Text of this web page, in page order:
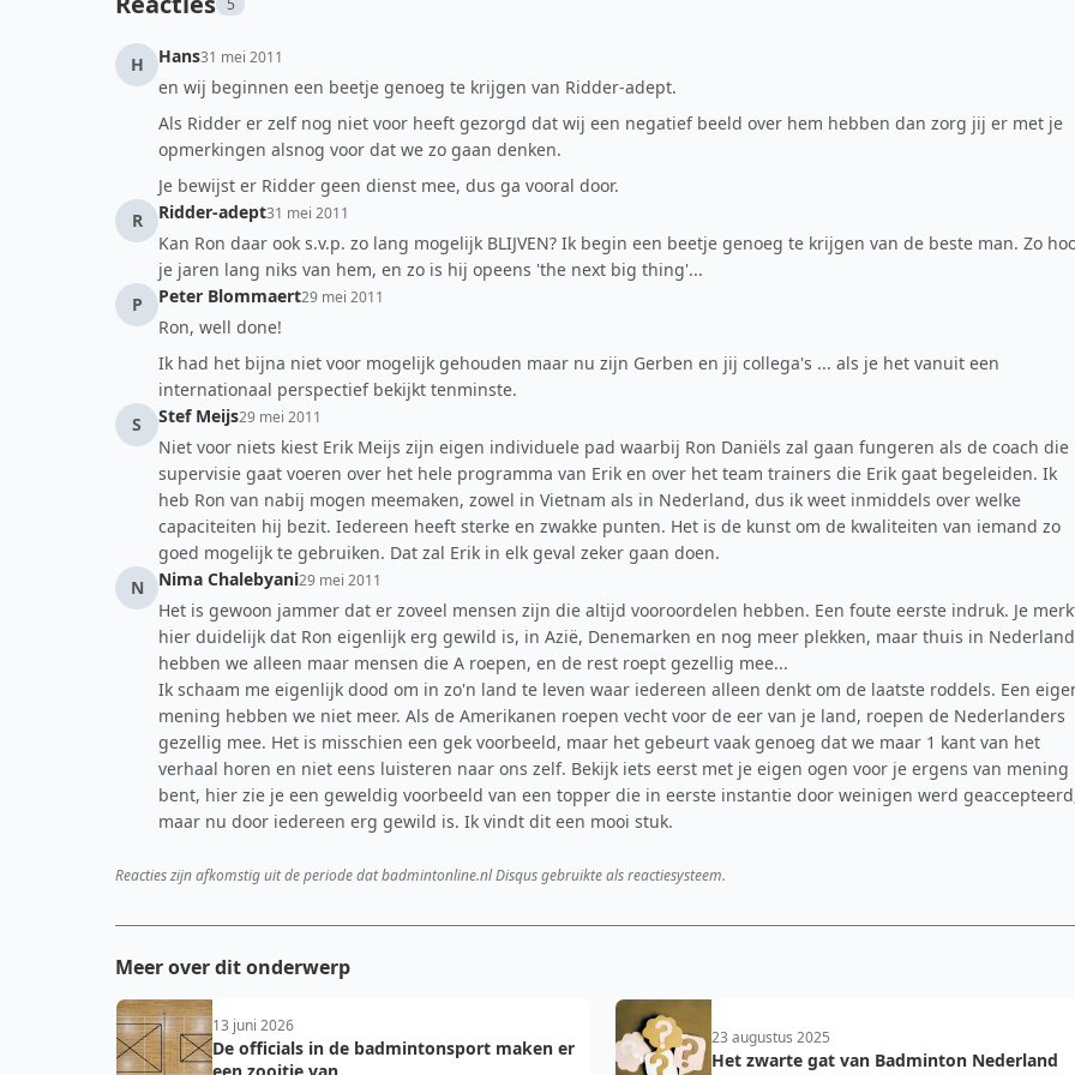
5
H Hans31 mei 2011
en wij beginnen een beetje genoeg te krijgen van Ridder-adept.
Als Ridder er zelf nog niet voor heeft gezorgd dat wij een negatief beeld over hem hebben dan zorg jij er met je
opmerkingen alsnog voor dat we zo gaan denken.
Je bewijst er Ridder geen dienst mee, dus ga vooral door.
R
Ridder-adept31 mei 2011
Kan Ron daar ook s.v.p. zo lang mogelijk BLIJVEN? Ik begin een beetje genoeg te krijgen van de beste man. Zo
je jaren lang niks van hem, en zo is hij opeens 'the next big thing'...
P
Peter Blommaert29 mei 2011
Ron, well done!
Ik had het bijna niet voor mogelijk gehouden maar nu zijn Gerben en jij collega's ... als je het vanuit een
internationaal perspectief bekijkt tenminste.
S
Stef Meijs29 mei 2011
Niet voor niets kiest Erik Meijs zijn eigen individuele pad waarbij Ron Daniëls zal gaan fungeren als de coach die
supervisie gaat voeren over het hele programma van Erik en over het team trainers die Erik gaat begeleiden. Ik
heb Ron van nabij mogen meemaken, zowel in Vietnam als in Nederland, dus ik weet inmiddels over welke
capaciteiten hij bezit. Iedereen heeft sterke en zwakke punten. Het is de kunst om de kwaliteiten van iemand zo
goed mogelijk te gebruiken. Dat zal Erik in elk geval zeker gaan doen.
N
Nima Chalebyani29 mei 2011
Het is gewoon jammer dat er zoveel mensen zijn die altijd vooroordelen hebben. Een foute eerste indruk. Je
hier duidelijk dat Ron eigenlijk erg gewild is, in Azië, Denemarken en nog meer plekken, maar thuis in Nederland
hebben we alleen maar mensen die A roepen, en de rest roept gezellig mee...
Ik schaam me eigenlijk dood om in zo'n land te leven waar iedereen alleen denkt om de laatste roddels. Een
mening hebben we niet meer. Als de Amerikanen roepen vecht voor de eer van je land, roepen de Nederlanders
gezellig mee. Het is misschien een gek voorbeeld, maar het gebeurt vaak genoeg dat we maar 1 kant van het
verhaal horen en niet eens luisteren naar ons zelf. Bekijk iets eerst met je eigen ogen voor je ergens van mening
bent, hier zie je een geweldig voorbeeld van een topper die in eerste instantie door weinigen werd
maar nu door iedereen erg gewild is. Ik vindt dit een mooi stuk.
Reacties zijn afkomstig uit de periode dat badmintonline.nl Disqus gebruikte als reactiesysteem.
Meer over dit onderwerp
13 juni 2026
De officials in de badmintonsport maken er
23 augustus 2025
Het zwarte gat van Badminton Nederland